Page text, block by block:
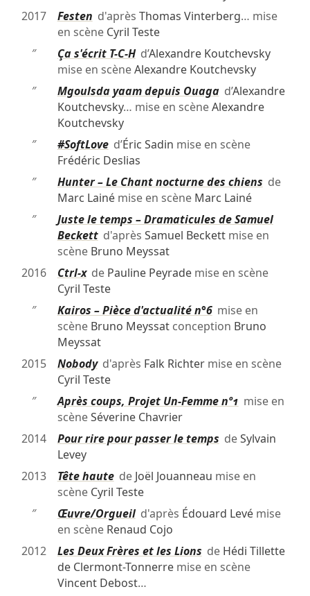
2017
Festen d'après Thomas Vinterberg… mise
en scène Cyril Teste
″
Ça s'écrit T-C-Hd’Alexandre Koutchevsky
mise en scèneAlexandre Koutchevsky
″
Mgoulsda yaam depuis Ouagad’Alexandre
Koutchevsky… mise en scèneAlexandre
Koutchevsky
″
#SoftLoved’Éric Sadin mise en scène
Frédéric Deslias
″
Hunter – Le Chant nocturne des chiens de
Marc Lainémise en scène Marc Lainé
″
Juste le temps – Dramaticules de Samuel
Beckettd'après Samuel Beckettmise en
scène Bruno Meyssat
2016
Ctrl-xde Pauline Peyrademise en scène
Cyril Teste
″
Kairos – Pièce d'actualité n°6mise en
scène Bruno Meyssatconception Bruno
Meyssat
2015
Nobodyd'après Falk Richtermise en scène
Cyril Teste
″
Après coups, Projet Un-Femme nº1 mise en
scèneSéverine Chavrier
2014
Pour rire pour passer le temps deSylvain
Levey
2013
Tête hautede Joël Jouanneau mise en
scène Cyril Teste
″
Œuvre/Orgueild'après Édouard Levémise
en scène Renaud Cojo
2012
Les Deux Frères et les Lions de Hédi Tillette
de Clermont-Tonnerremise en scène
Vincent Debost…